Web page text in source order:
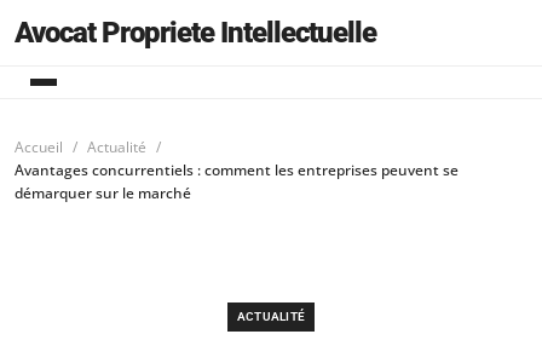
Avocat Propriete Intellectuelle
Accueil
Actualité
Avantages concurrentiels : comment les entreprises peuvent se
démarquer sur le marché
ACTUALITÉ